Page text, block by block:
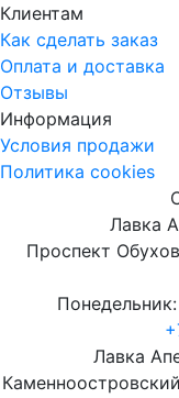
Клиентам
Как сделать заказ
Оплата и доставка
Отзывы
Информация
Условия продажи
Политика cookies
Лавка
Проспект
Лавка